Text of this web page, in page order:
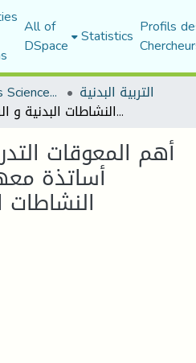
All of
DSpace Statistics Profils
Institute of Sports Sciences and Techniques التربية البدنية
أهم المعوقات التدريسية التي تواجه أساتذة معهد علوم و تقنيات النشاطات البدنية و الرياضية
أهم المعوقات
أساتذة
النشاطات